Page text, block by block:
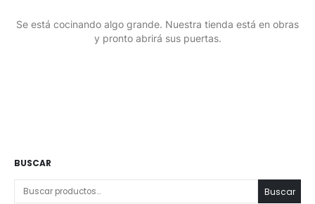
Se está cocinando algo grande. Nuestra tienda está en obras
y pronto abrirá sus puertas.
BUSCAR
Buscar